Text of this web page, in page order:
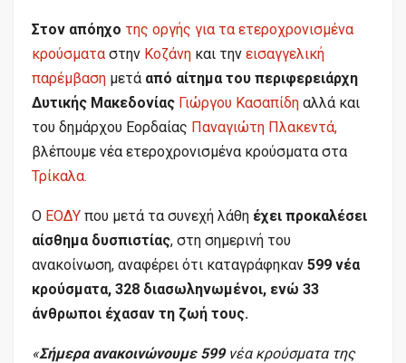
Στον απόηχο της οργής για τα ετεροχρονισμένα
κρούσματα στην Κοζάνη και την εισαγγελική
παρέμβαση μετά από αίτημα του περιφερειάρχη
Δυτικής Μακεδονίας Γιώργου Κασαπίδη αλλά και
του δημάρχου Εορδαίας Παναγιώτη Πλακεντά,
βλέπουμε νέα ετεροχρονισμένα κρούσματα στα
Τρίκαλα.
Ο ΕΟΔΥ που μετά τα συνεχή λάθη έχει προκαλέσει
αίσθημα δυσπιστίας, στη σημερινή του
ανακοίνωση, αναφέρει ότι καταγράφηκαν 599 νέα
κρούσματα, 328 διασωληνωμένοι, ενώ 33
άνθρωποι έχασαν τη ζωή τους.
«Σήμερα ανακοινώνουμε 599νέα κρούσματα της